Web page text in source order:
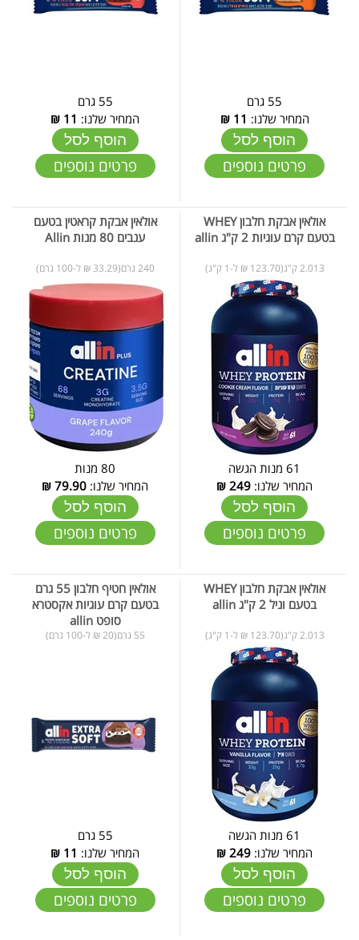
55 גרם
המחיר שלנו: 11
₪
הוסף לסל
פרטים נוספים
55 גרם
המחיר שלנו: 11
₪
הוסף לסל
פרטים נוספים
אולאין אבקת חלבון WHEY
בטעם קרם עוגיות 2 ק"ג allin
2.013 ק"ג(123.70 ₪ ל-1 ק"ג)
61 מנות הגשה
המחיר שלנו: 249
₪
הוסף לסל
פרטים נוספים
אולאין אבקת קראטין בטעם
ענבים 80 מנות Allin
240 גרם(33.29 ₪ ל-100 גרם)
80 מנות
המחיר שלנו: 79.90
₪
הוסף לסל
פרטים נוספים
אולאין אבקת חלבון WHEY
בטעם וניל 2 ק"ג allin
2.013 ק"ג(123.70 ₪ ל-1 ק"ג)
61 מנות הגשה
המחיר שלנו: 249
₪
הוסף לסל
פרטים נוספים
אולאין חטיף חלבון 55 גרם
בטעם קרם עוגיות אקסטרא
סופט allin
55 גרם(20 ₪ ל-100 גרם)
55 גרם
המחיר שלנו: 11
₪
הוסף לסל
פרטים נוספים